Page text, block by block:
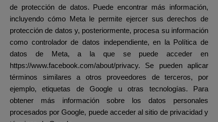
de protección de datos. Puede encontrar más información,
incluyendo cómo Meta le permite ejercer sus derechos de
protección de datos y, posteriormente, procesa su información
como controlador de datos independiente, en la Política de
datos de Meta, a la que se puede acceder en
https://www.facebook.com/about/privacy. Se pueden aplicar
términos similares a otros proveedores de terceros, por
ejemplo, etiquetas de Google u otras tecnologías. Para
obtener más información sobre los datos personales
procesados por Google, puede acceder al sitio de privacidad y